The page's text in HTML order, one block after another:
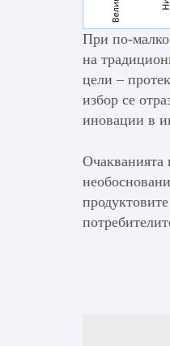
При по-малко
на
цели –
избор се
иновации в
Очакванията